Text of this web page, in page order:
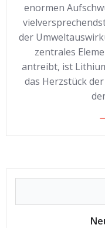
enormen
der
zentrales
antreibt, ist
das Herzstück